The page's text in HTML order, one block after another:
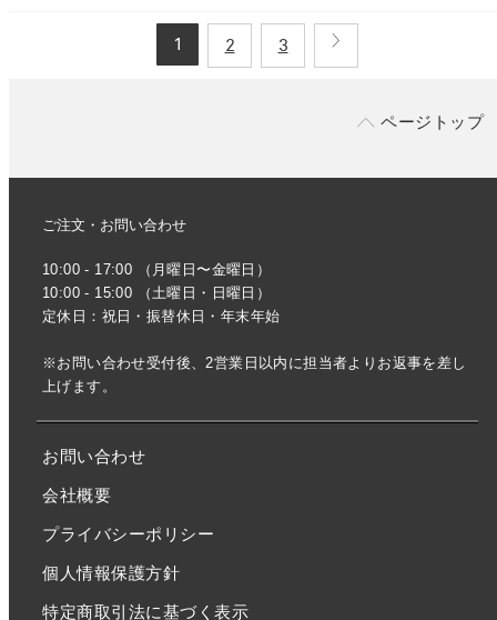
1 2 3
ページトップ
ご注文・お問い合わせ
10:00 - 17:00 （月曜日〜金曜日）
10:00 - 15:00 （土曜日・日曜日）
定休日：祝日・振替休日・年末年始
※お問い合わせ受付後、2営業日以内に担当者よりお返事を差し
上げます。
お問い合わせ
会社概要
プライバシーポリシー
個人情報保護方針
特定商取引法に基づく表示